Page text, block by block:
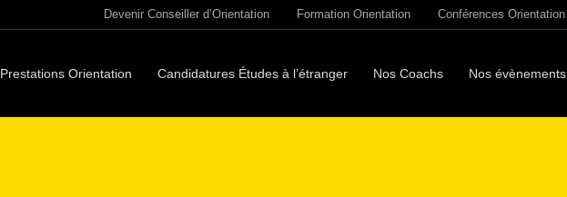
Devenir Conseiller d’Orientation Formation Orientation Conférences Orientation
Prestations Orientation Candidatures Études à l’étranger Nos Coachs Nos évènements